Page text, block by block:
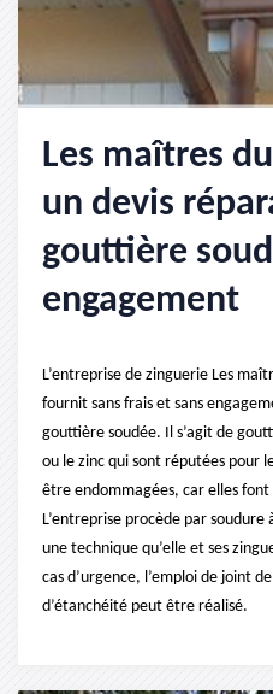
Les maîtres
un devis
gouttière
engagement
L’entreprise de zinguerie Les
fournit sans frais et sans
gouttière soudée. Il s’agit de
ou le zinc qui sont réputées pour
être endommagées, car elles font
L’entreprise procède par
une technique qu’elle et ses
cas d’urgence, l’emploi de joint
d’étanchéité peut être réalisé.